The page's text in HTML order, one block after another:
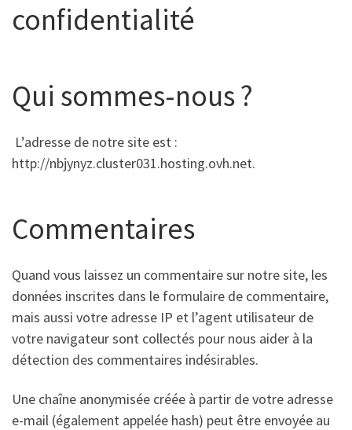
confidentialité
Qui sommes-nous ?
L’adresse de notre site est :
http://nbjynyz.cluster031.hosting.ovh.net.
Commentaires
Quand vous laissez un commentaire sur notre site, les
données inscrites dans le formulaire de commentaire,
mais aussi votre adresse IP et l’agent utilisateur de
votre navigateur sont collectés pour nous aider à la
détection des commentaires indésirables.
Une chaîne anonymisée créée à partir de votre adresse
e-mail (également appelée hash) peut être envoyée au